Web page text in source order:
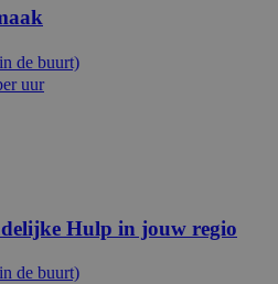
de buurt)
uur
Hulp in jouw regio
de buurt)